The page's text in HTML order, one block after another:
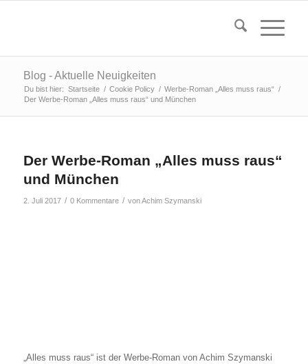
Blog - Aktuelle Neuigkeiten
Du bist hier: Startseite / Cookie Policy / Werbe-Roman „Alles muss raus“ /
Der Werbe-Roman „Alles muss raus“ und München
Der Werbe-Roman „Alles muss raus“
und München
2. Juli 2017 / 0 Kommentare / vonAchim Szymanski
„Alles muss raus“ ist der Werbe-Roman von Achim Szymanski